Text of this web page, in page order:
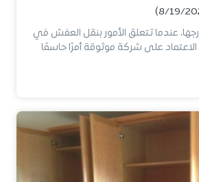
عندما تتعلق الأمور بنقل العفش في
على شركة موثوقة أمرًا حاسمًا